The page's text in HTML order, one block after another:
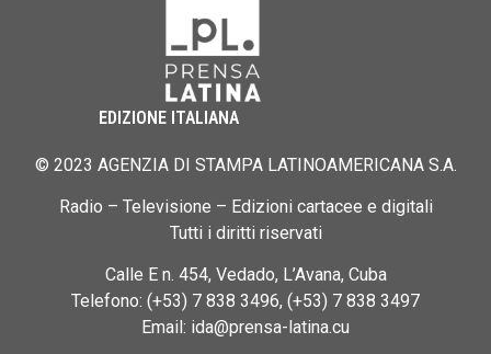
EDIZIONE ITALIANA
© 2023 AGENZIA DI STAMPA LATINOAMERICANA S.A.
Radio – Televisione – Edizioni cartacee e digitali
Tutti i diritti riservati
Calle E n. 454, Vedado, L’Avana, Cuba
Telefono: (+53) 7 838 3496, (+53) 7 838 3497
Email: ida@prensa-latina.cu